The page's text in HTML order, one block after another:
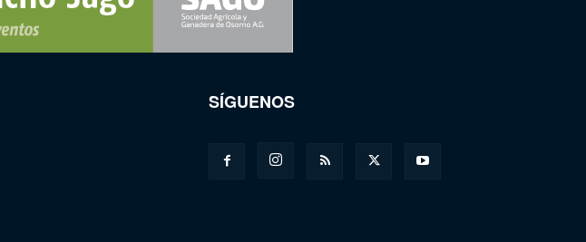
SÍGUENOS